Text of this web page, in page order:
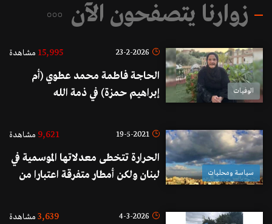
زوارنا يتصفحون الآن
الوفيات
23-2-2026
15,995 مشاهدة
الحاجة فاطمة محمد عطوي (أم
إبراهيم حمزة) في ذمة الله
سياسة ومحليات
19-5-2021
9,621 مشاهدة
الحرارة تتخطى معدلاتها الموسمية في
لبنان ولكن أمطار متفرقة اعتبارا من
4-3-2026
3,639 مشاهدة